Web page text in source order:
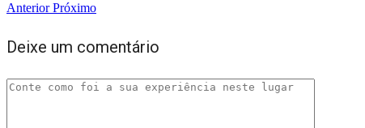
AnteriorPróximo
Deixe um comentário